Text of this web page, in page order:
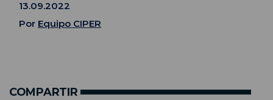
13.09.2022
Por Equipo CIPER
COMPARTIR